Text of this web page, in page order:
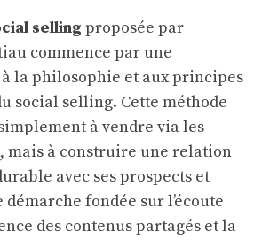
selling proposée par
commence par une
la philosophie et aux principes
social selling. Cette méthode
à vendre via les
mais à construire une relation
avec ses prospects et
démarche fondée sur l’écoute
des contenus partagés et la